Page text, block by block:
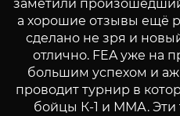
заметили
а хорошие отзывы ещё
сделано не зря и
отлично. FEA уже на
большим успехом и
проводит турнир в
бойцы К-1 и ММА. Эти